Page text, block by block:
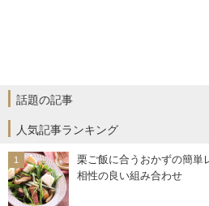
話題の記事
人気記事ランキング
栗ご飯に合うおかずの簡単
相性の良い組み合わせ